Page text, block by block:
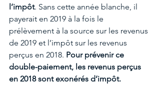
l’impôt. Sans cette année blanche, il
payerait en 2019 à la fois le
prélèvement à la source sur les revenus
de 2019 et l’impôt sur les revenus
perçus en 2018. Pour prévenir ce
double-paiement, les revenus perçus
en 2018 sont exonérés d’impôt.